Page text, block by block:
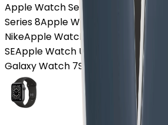
Apple Watch Series 4
Apple Watch
Series 8Apple Watch Series 10
NikeApple Watch SE 3 Apple Watch
SEApple Watch Ultra 2 Apple
Galaxy Watch 7Samsung Galaxy